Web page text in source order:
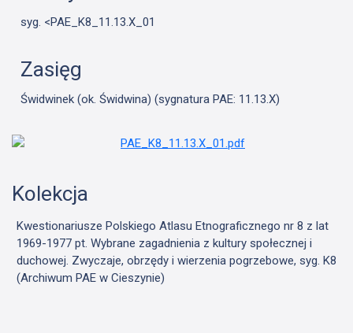
syg. <PAE_K8_11.13.X_01
Zasięg
Świdwinek (ok. Świdwina) (sygnatura PAE: 11.13.X)
Kolekcja
Kwestionariusze Polskiego Atlasu Etnograficznego nr 8 z lat
1969-1977 pt. Wybrane zagadnienia z kultury społecznej i
duchowej. Zwyczaje, obrzędy i wierzenia pogrzebowe, syg. K8
(Archiwum PAE w Cieszynie)